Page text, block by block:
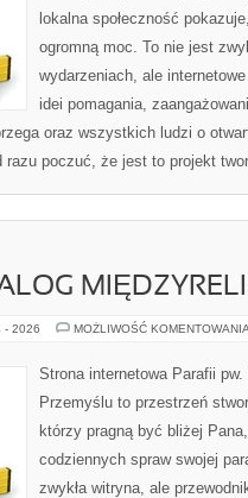
lokalna społeczność
ogromną moc. To nie jest
wydarzeniach, ale
idei pomagania,
oraz wszystkich ludzi o
razu poczuć, że jest to projekt
- 2026 MOŻLIWOŚĆ KOMENTOWANIA
Strona internetowa Parafii
Przemyślu to przestrzeń
którzy pragną być bliżej
codziennych spraw swojej
zwykła witryna, ale